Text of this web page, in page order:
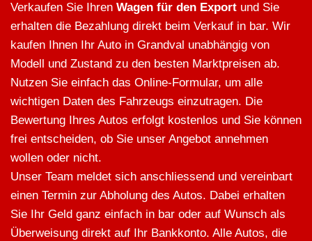
Verkaufen Sie Ihren Wagen für den Export und Sie
erhalten die Bezahlung direkt beim Verkauf in bar. Wir
kaufen Ihnen Ihr Auto in Grandval unabhängig von
Modell und Zustand zu den besten Marktpreisen ab.
Nutzen Sie einfach das Online-Formular, um alle
wichtigen Daten des Fahrzeugs einzutragen. Die
Bewertung Ihres Autos erfolgt kostenlos und Sie können
frei entscheiden, ob Sie unser Angebot annehmen
wollen oder nicht.
Unser Team meldet sich anschliessend und vereinbart
einen Termin zur Abholung des Autos. Dabei erhalten
Sie Ihr Geld ganz einfach in bar oder auf Wunsch als
Überweisung direkt auf Ihr Bankkonto. Alle Autos, die